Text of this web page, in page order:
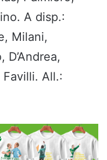
A disp.:
Milani,
All.: